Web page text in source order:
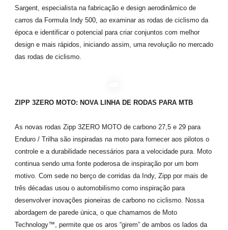
Sargent, especialista na fabricação e design aerodinâmico de
carros da Formula Indy 500, ao examinar as rodas de ciclismo da
época e identificar o potencial para criar conjuntos com melhor
design e mais rápidos, iniciando assim, uma revolução no mercado
das rodas de ciclismo.
ZIPP 3ZERO MOTO: NOVA LINHA DE RODAS PARA MTB
As novas rodas Zipp 3ZERO MOTO de carbono 27,5 e 29 para
Enduro / Trilha são inspiradas na moto para fornecer aos pilotos o
controle e a durabilidade necessários para a velocidade pura. Moto
continua sendo uma fonte poderosa de inspiração por um bom
motivo. Com sede no berço de corridas da Indy, Zipp por mais de
três décadas usou o automobilismo como inspiração para
desenvolver inovações pioneiras de carbono no ciclismo. Nossa
abordagem de parede única, o que chamamos de Moto
Technology™, permite que os aros “girem” de ambos os lados da